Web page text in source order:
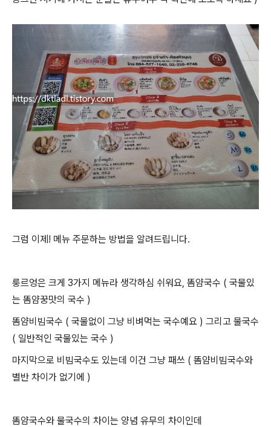
그럼 이제! 메뉴 주문하는 방법을 알려드립니다.
룽르엉은 크게 3가지 메뉴라 생각하심 쉬워요, 똠얌국수 ( 국물있
는 똠얌꿍맛의 국수 )
똠얌비빔국수 ( 국물없이 그냥 비벼먹는 국수예요 ) 그리고 물국수
( 일반적인 국물있는 국수 )
마지막으로 비빔국수도 있는데 이건 그냥 패쓰 ( 똠얌비빔국수와
별반 차이가 없기에 )
똠얌국수와 물국수의 차이는 양념 유무의 차이인데